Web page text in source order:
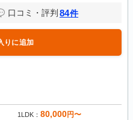
口コミ・評判 84件
りに追加
1LDK 80,000円〜